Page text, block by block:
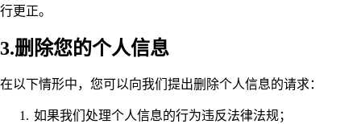
行更正。
3.删除您的个人信息
在以下情形中，您可以向我们提出删除个人信息的请求：
如果我们处理个人信息的行为违反法律法规；